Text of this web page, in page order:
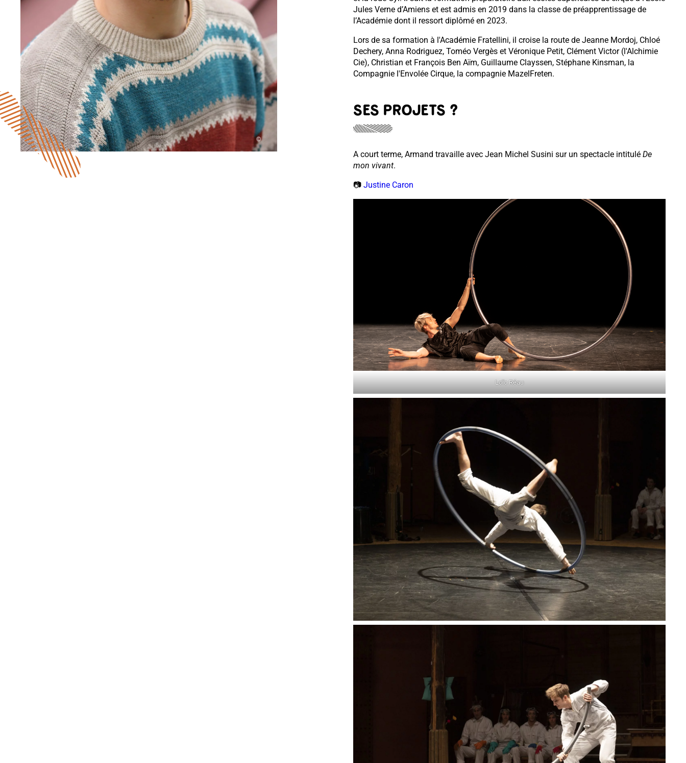
©
Jules Verne d’Amiens et est admis en 2019 dans la classe de préapprentissage de
l’Académie dont il ressort diplômé en 2023.
Lors de sa formation à l'Académie Fratellini, il croise la route de Jeanne Mordoj, Chloé
Dechery, Anna Rodriguez, Toméo Vergès et Véronique Petit, Clément Victor (l'Alchimie
Cie), Christian et François Ben Aïm, Guillaume Clayssen, Stéphane Kinsman, la
Compagnie l'Envolée Cirque, la compagnie MazelFreten.
SES PROJETS ?
A court terme, Armand travaille avec Jean Michel Susini sur un spectacle intitulé De
mon vivant.
📷​ Justine Caron
Loïc Réau